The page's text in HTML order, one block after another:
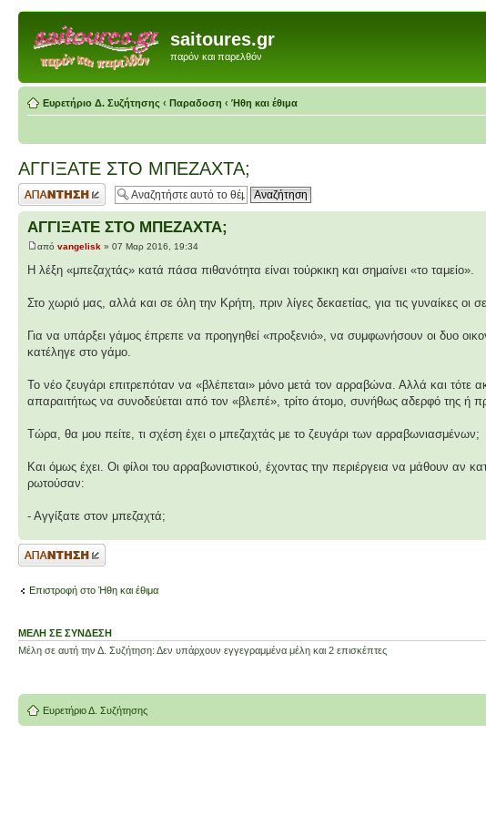
saitoures.gr
παρόν και παρελθόν
Ευρετήριο Δ. Συζήτησης ‹ Παραδοση ‹ Ήθη και έθιμα
ΑΓΓΙΞΑΤΕ ΣΤΟ ΜΠΕΖΑΧΤΑ;
Δημιουργία
απάντησης
ΑΓΓΙΞΑΤΕ ΣΤΟ ΜΠΕΖΑΧΤΑ;
από vangelisk » 07 Μαρ 2016, 19:34
Η λέξη «μπεζαχτάς» κατά πάσα πιθανότητα είναι τούρκικη και σημαίνει «το ταμείο».
Στο χωριό μας, αλλά και σε όλη την Κρήτη, πριν λίγες δεκαετίας, για τις γυναίκες οι
Για να υπάρξει γάμος έπρεπε να προηγηθεί «προξενιό», να συμφωνήσουν οι δυο
κατέληγε στο γάμο.
Το νέο ζευγάρι επιτρεπόταν να «βλέπεται» μόνο μετά τον αρραβώνα. Αλλά και
απαραιτήτως να συνοδεύεται από τον «βλεπέ», τρίτο άτομο, συνήθως αδερφό της ή
Τώρα, θα μου πείτε, τι σχέση έχει ο μπεζαχτάς με το ζευγάρι των αρραβωνιασμένων;
Και όμως έχει. Οι φίλοι του αρραβωνιστικού, έχοντας την περιέργεια να μάθουν αν
ρωτούσαν:
- Αγγίξατε στον μπεζαχτά;
Δημιουργία
απάντησης
Επιστροφή στο Ήθη και έθιμα
ΜΈΛΗ ΣΕ ΣΎΝΔΕΣΗ
Μέλη σε αυτή την Δ. Συζήτηση: Δεν υπάρχουν εγγεγραμμένα μέλη και 2 επισκέπτες
Ευρετήριο Δ. Συζήτησης